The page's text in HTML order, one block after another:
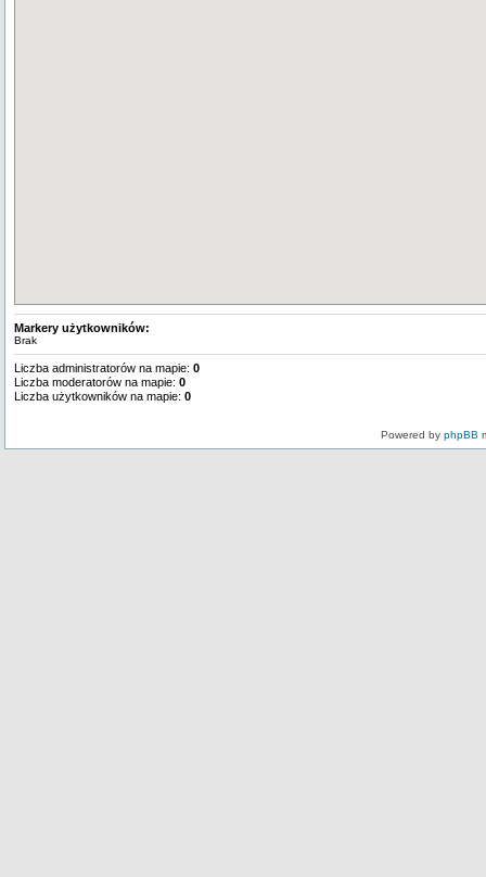
Markery użytkowników:
Brak
Liczba administratorów na mapie: 0
Liczba moderatorów na mapie: 0
Liczba użytkowników na mapie: 0
Powered by phpBB